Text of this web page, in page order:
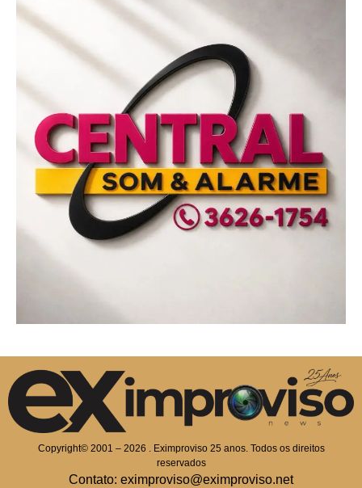
Copyright© 2001 – 2026 . Eximproviso 25 anos. Todos os direitos
reservados
Contato: eximproviso@eximproviso.net